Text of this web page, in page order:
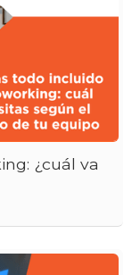
¿cuál va